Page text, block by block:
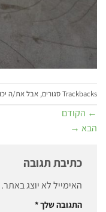
Trackbacks סגורים, אבל את/ה יכול/ה
← הקודם
הבא →
כתיבת תגובה
האימייל לא יוצג באתר.
התגובה שלך*